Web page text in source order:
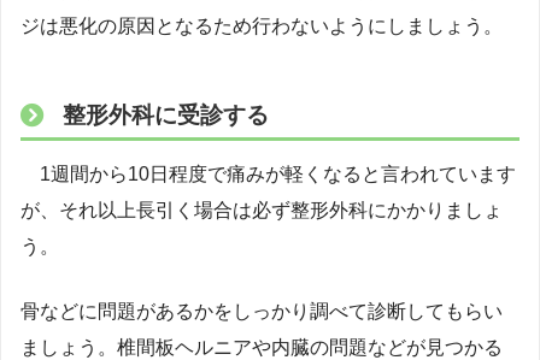
ジは悪化の原因となるため行わないようにしましょう。
整形外科に受診する
1週間から10日程度で痛みが軽くなると言われています
が、それ以上長引く場合は必ず整形外科にかかりましょ
う。
骨などに問題があるかをしっかり調べて診断してもらい
ましょう。椎間板ヘルニアや内臓の問題などが見つかる